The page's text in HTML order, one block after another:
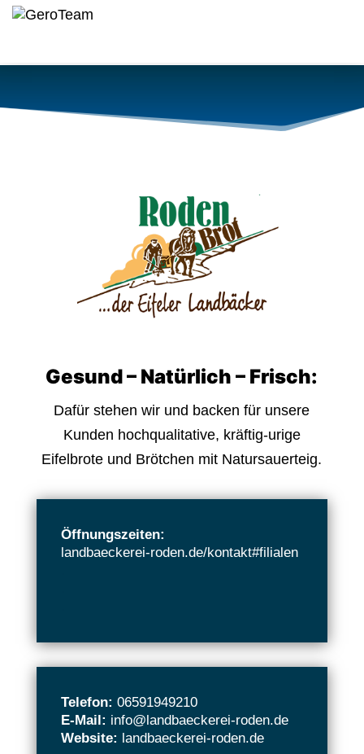
Gesund – Natürlich – Frisch:
Dafür stehen wir und backen für unsere
Kunden hochqualitative, kräftig-urige
Eifelbrote und Brötchen mit Natursauerteig.
Telefon: 06591949210
E-Mail: info@landbaeckerei-roden.de
Website: landbaeckerei-roden.de
Öffnungszeiten:
landbaeckerei-roden.de/kontakt#filialen